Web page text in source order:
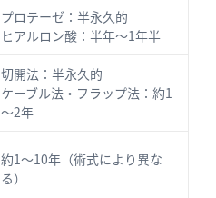
プロテーゼ：半永久的
ヒアルロン酸：半年～1年半
切開法：半永久的
ケーブル法・フラップ法：約1
～2年
約1～10年（術式により異な
る）